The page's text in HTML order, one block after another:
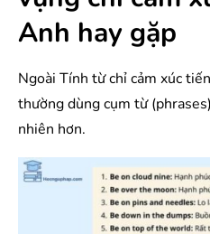
Anh hay gặp
Ngoài Tính từ chỉ cảm xúc
thường dùng cụm từ
nhiên hơn.